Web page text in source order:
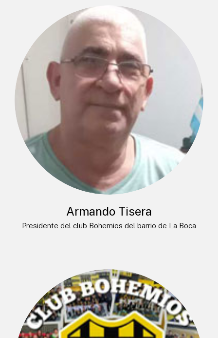
Armando Tisera
Presidente del club Bohemios del barrio de La Boca